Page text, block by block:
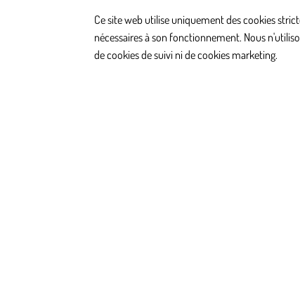
Ce site web utilise uniquement des cookies
nécessaires à son fonctionnement. Nous
de cookies de suivi ni de cookies marketing.